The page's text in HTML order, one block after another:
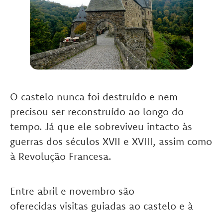
O castelo nunca foi destruído e nem
precisou ser reconstruído ao longo do
tempo. Já que ele sobreviveu intacto às
guerras dos séculos XVII e XVIII, assim como
à Revolução Francesa.
Entre abril e novembro são
oferecidas visitas guiadas ao castelo e à